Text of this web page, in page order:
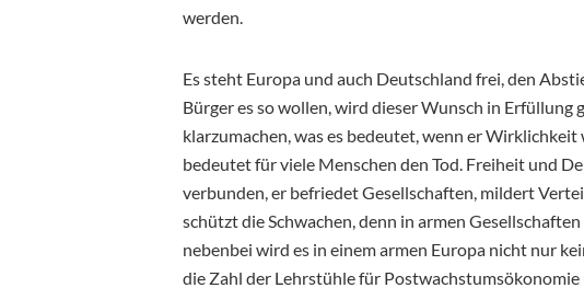
werden.
Es steht Europa und auch Deutschland frei, den
Bürger es so wollen, wird dieser Wunsch in Erfüllung
klarzumachen, was es bedeutet, wenn er
bedeutet für viele Menschen den Tod. Freiheit und
verbunden, er befriedet Gesellschaften, mildert
schützt die Schwachen, denn in armen
nebenbei wird es in einem armen Europa nicht nur
die Zahl der Lehrstühle für